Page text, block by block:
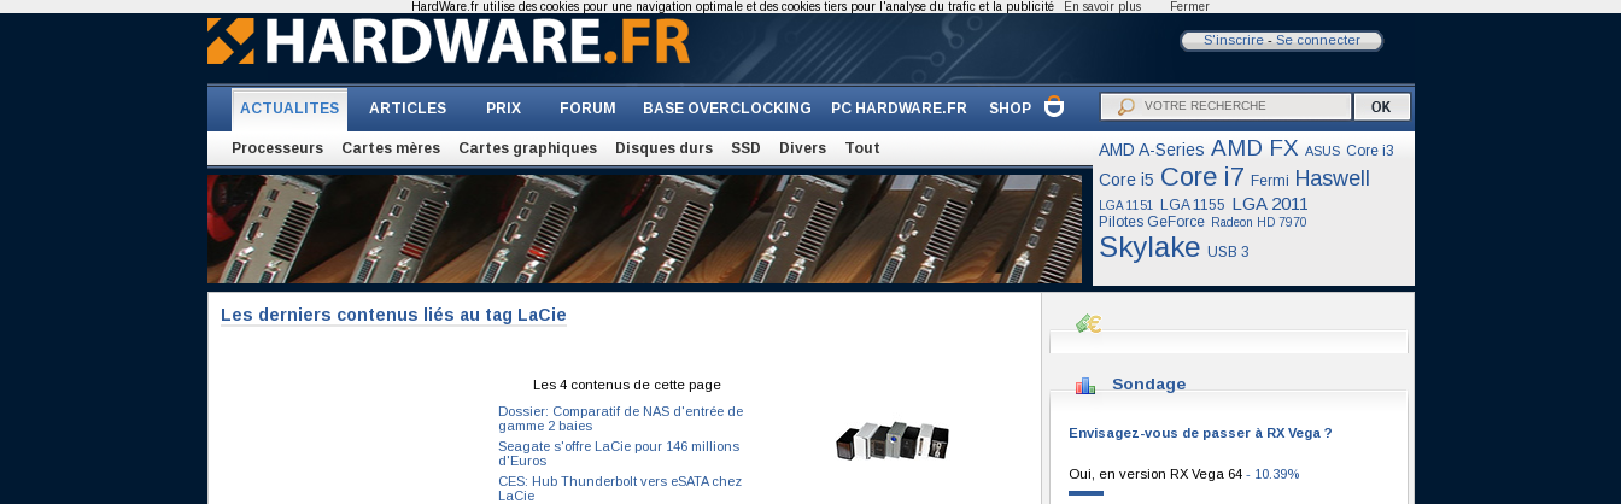
S'inscrire- Se connecter
ACTUALITES ARTICLES PRIX FORUM BASE OVERCLOCKING PC HARDWARE.FR SHOP
Processeurs Cartes mères Cartes graphiques Disques durs SSD Divers Tout AMD A-Series AMD FX ASUS Core i3
Core i5 Core i7 Fermi Haswell
LGA 1151 LGA 1155 LGA 2011
Pilotes GeForce Radeon HD 7970
Skylake USB 3
Les derniers contenus liés au tag LaCie
Les 4 contenus de cette page
Dossier: Comparatif de NAS d'entrée de
gamme 2 baies
Seagate s'offre LaCie pour 146 millions
d'Euros
CES: Hub Thunderbolt vers eSATA chez
LaCie
Sondage
Envisagez-vous de passer à RX Vega ?
Oui, en version RX Vega 64 - 10.39%
HardWare.fr utilise des cookies pour une navigation optimale et des cookies tiers pour l'analyse du trafic et la publicité En savoir plus Fermer